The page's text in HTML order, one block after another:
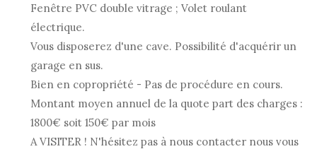
Fenêtre PVC double vitrage ; Volet roulant
électrique.
Vous disposerez d'une cave. Possibilité d'acquérir un
garage en sus.
Bien en copropriété - Pas de procédure en cours.
Montant moyen annuel de la quote part des charges :
1800€ soit 150€ par mois
A VISITER ! N'hésitez pas à nous contacter nous vous